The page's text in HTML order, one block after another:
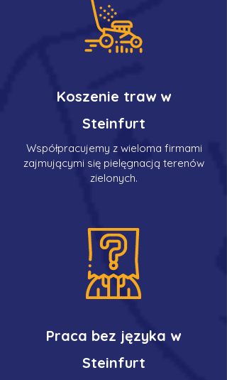
Koszenie traw w
Steinfurt
Współpracujemy z wieloma firmami
zajmującymi się pielęgnacją terenów
zielonych.
Praca bez języka w
Steinfurt